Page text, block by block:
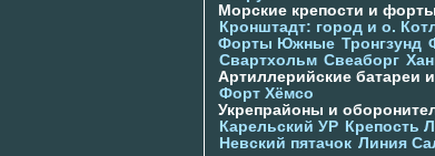
Морские крепости и
Кронштадт: город и о.
Форты Южные Тронгзунд
Свартхольм Свеаборг
Артиллерийские батареи
Форт Хёмсо
Укрепрайоны и
Карельский УР Крепость
Невский пятачок Линия